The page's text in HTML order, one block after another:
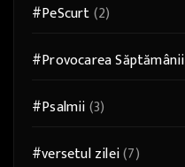
#PeScurt(2)
#Provocarea Săptămânii
#Psalmii(3)
#versetul zilei(7)